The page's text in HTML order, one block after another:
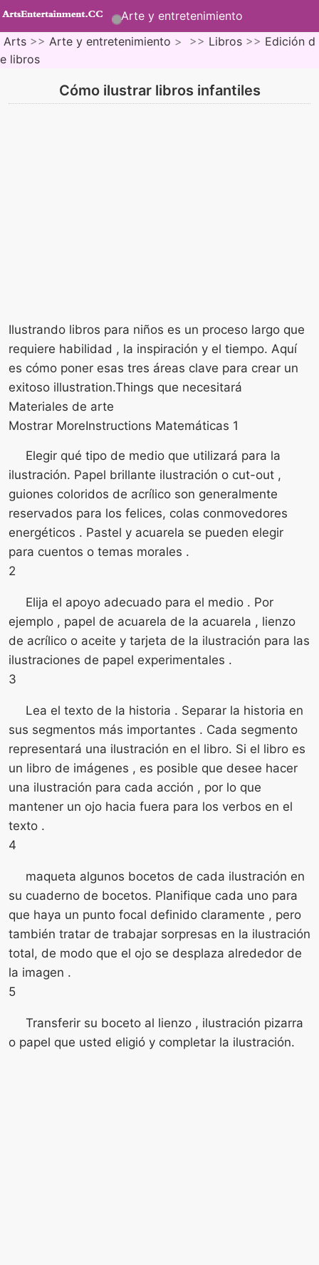
Arte y entretenimiento
Arts >> Arte y entretenimiento > >> Libros >> Edición d
e libros
Cómo ilustrar libros infantiles
Ilustrando libros para niños es un proceso largo que
requiere habilidad , la inspiración y el tiempo. Aquí
es cómo poner esas tres áreas clave para crear un
exitoso illustration.Things que necesitará
Materiales de arte
Mostrar MoreInstructions Matemáticas 1
Elegir qué tipo de medio que utilizará para la
ilustración. Papel brillante ilustración o cut-out ,
guiones coloridos de acrílico son generalmente
reservados para los felices, colas conmovedores
energéticos . Pastel y acuarela se pueden elegir
para cuentos o temas morales .
2
Elija el apoyo adecuado para el medio . Por
ejemplo , papel de acuarela de la acuarela , lienzo
de acrílico o aceite y tarjeta de la ilustración para las
ilustraciones de papel experimentales .
3
Lea el texto de la historia . Separar la historia en
sus segmentos más importantes . Cada segmento
representará una ilustración en el libro. Si el libro es
un libro de imágenes , es posible que desee hacer
una ilustración para cada acción , por lo que
mantener un ojo hacia fuera para los verbos en el
texto .
4
maqueta algunos bocetos de cada ilustración en
su cuaderno de bocetos. Planifique cada uno para
que haya un punto focal definido claramente , pero
también tratar de trabajar sorpresas en la ilustración
total, de modo que el ojo se desplaza alrededor de
la imagen .
5
Transferir su boceto al lienzo , ilustración pizarra
o papel que usted eligió y completar la ilustración.